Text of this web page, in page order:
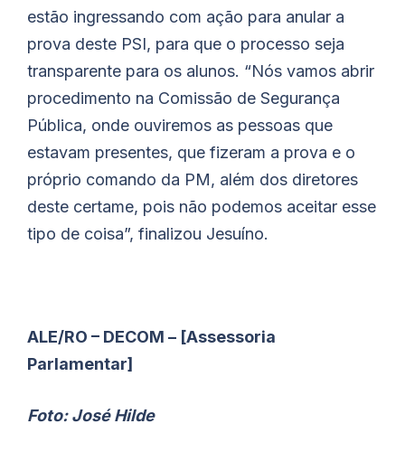
estão ingressando com ação para anular a
prova deste PSI, para que o processo seja
transparente para os alunos. “Nós vamos abrir
procedimento na Comissão de Segurança
Pública, onde ouviremos as pessoas que
estavam presentes, que fizeram a prova e o
próprio comando da PM, além dos diretores
deste certame, pois não podemos aceitar esse
tipo de coisa”, finalizou Jesuíno.
ALE/RO – DECOM – [Assessoria
Parlamentar]
Foto: José Hilde